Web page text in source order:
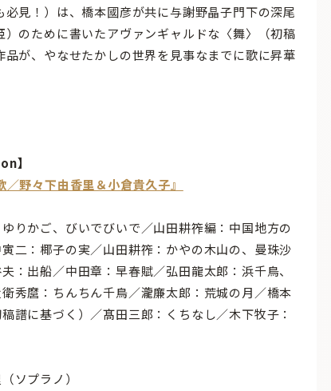
見！）は、橋本國彦が共に与謝野晶子門下の深尾
のために書いたアヴァンギャルドな〈舞〉（初稿
が、やなせたかしの世界を見事なまでに歌に昇華
】
／野々下由香里＆小倉貴久子』
りかご、びいでびいで／山田耕筰編：中国地方の
二：椰子の実／山田耕筰：かやの木山の、曼珠沙
：出船／中田章：早春賦／弘田龍太郎：浜千鳥、
秀麿：ちんちん千鳥／瀧廉太郎：荒城の月／橋本
譜に基づく）／髙田三郎：くちなし／木下牧子：
ソプラノ）